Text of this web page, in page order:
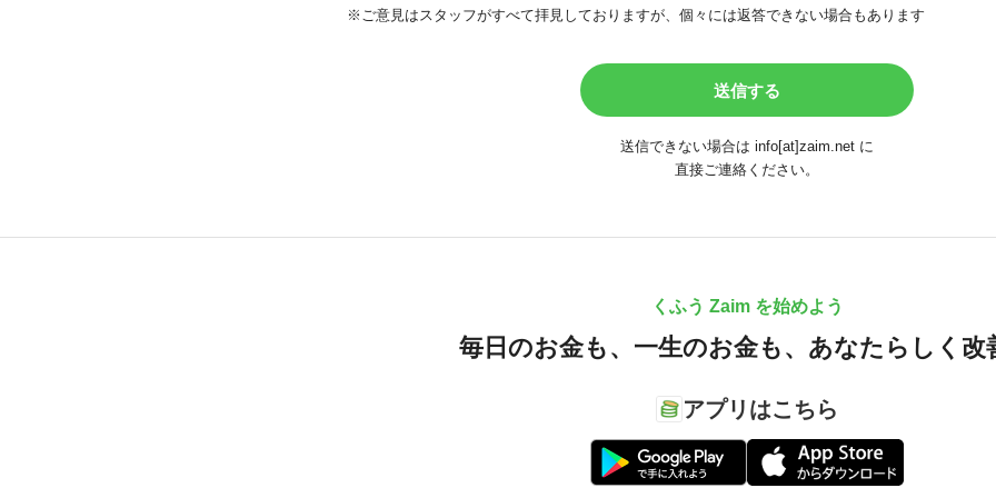
※ご意見はスタッフがすべて拝見しておりますが、個々には返答できない場合もあります
送信できない場合は info[at]zaim.net に
直接ご連絡ください。
くふう Zaim を始めよう
毎日のお金も、 一生のお金も、 あなたらしく改
アプリはこちら